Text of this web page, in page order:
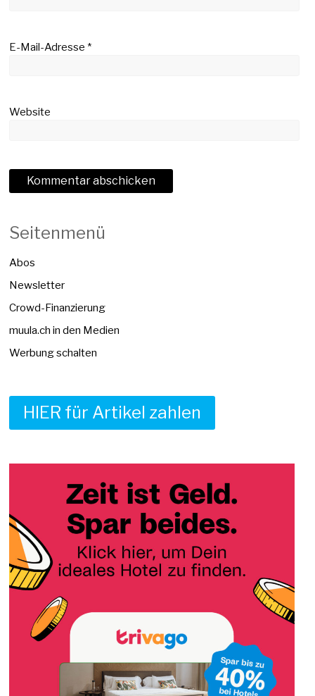
E-Mail-Adresse*
Website
Seitenmenü
Abos
Newsletter
Crowd-Finanzierung
muula.ch in den Medien
Werbung schalten
HIER für Artikel zahlen